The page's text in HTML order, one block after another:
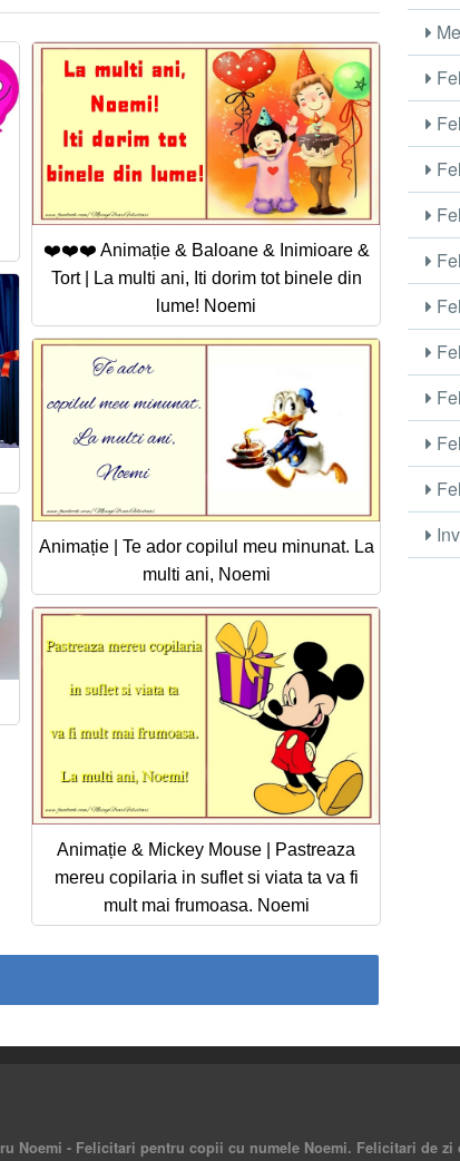
❤️❤️❤️ Animație & Baloane & Inimioare &
Tort | La multi ani, Iti dorim tot binele din
lume! Noemi
Animație | Te ador copilul meu minunat. La
multi ani, Noemi
Animație & Mickey Mouse | Pastreaza
mereu copilaria in suflet si viata ta va fi
mult mai frumoasa. Noemi
Noemi - Felicitari pentru copii cu numele Noemi. Felicitari de